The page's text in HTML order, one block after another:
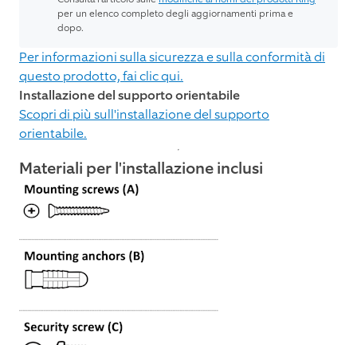
per un elenco completo degli aggiornamenti prima e
dopo.
Per informazioni sulla sicurezza e sulla conformità di
questo prodotto, fai clic qui.
Installazione del supporto orientabile
Scopri di più sull'installazione del supporto
orientabile.
Materiali per l'installazione inclusi